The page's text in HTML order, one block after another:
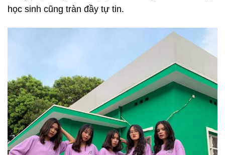
học sinh cũng tràn đầy tự tin.